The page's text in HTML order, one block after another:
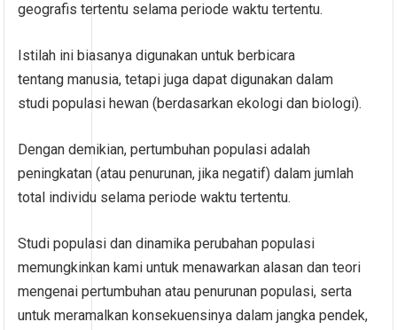
geografis tertentu selama periode waktu tertentu.
Istilah ini biasanya digunakan untuk berbicara
tentang manusia, tetapi juga dapat digunakan dalam
studi populasi hewan (berdasarkan ekologi dan biologi).
Dengan demikian, pertumbuhan populasi adalah
peningkatan (atau penurunan, jika negatif) dalam jumlah
total individu selama periode waktu tertentu.
Studi populasi dan dinamika perubahan populasi
memungkinkan kami untuk menawarkan alasan dan teori
mengenai pertumbuhan atau penurunan populasi, serta
untuk meramalkan konsekuensinya dalam jangka pendek,